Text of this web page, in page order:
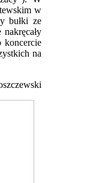
w
bułki ze
koncercie
na